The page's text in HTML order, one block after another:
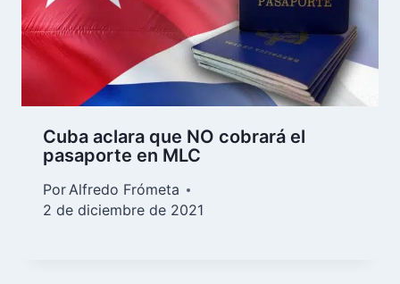
Cuba aclara que NO cobrará el
pasaporte en MLC
PorAlfredo Frómeta
2 de diciembre de 2021